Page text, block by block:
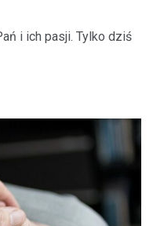
i ich pasji. Tylko dziś